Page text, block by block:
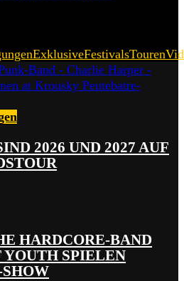
ExklusiveFestivalsTouren
2026 UND 2027 AUF
HARDCORE-BAND
YOUTH SPIELEN